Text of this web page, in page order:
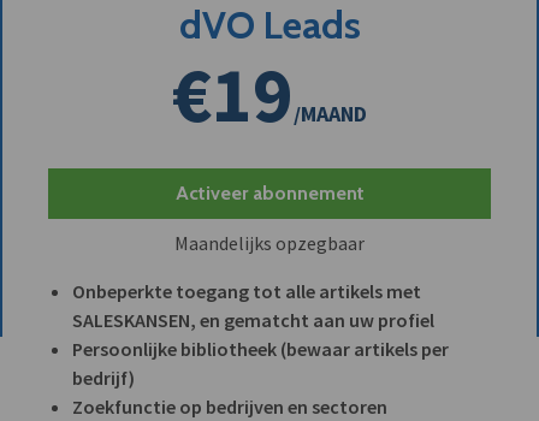
dVO Leads
€19/MAAND
Activeer abonnement
Maandelijks opzegbaar
Onbeperkte toegang tot alle artikels met
SALESKANSEN, en gematcht aan uw profiel
Persoonlijke bibliotheek (bewaar artikels per
bedrijf)
Zoekfunctie op bedrijven en sectoren